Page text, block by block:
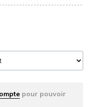
pour pouvoir